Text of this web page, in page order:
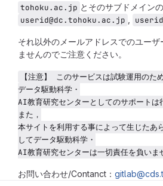
tohoku.ac.jp とそのサブドメイン
userid@dc.tohoku.ac.jp
それ以外のメールアドレスでのユー
ませんのでご注意ください。
【注意】 このサービスは試験運用のた
データ駆動科学・
AI教育研究センターとしてのサポートは
また，
本サイトを利用する事によって生じたあ
してデータ駆動科学・
AI教育研究センターは一切責任を負いま
お問い合わせ/Contanct：